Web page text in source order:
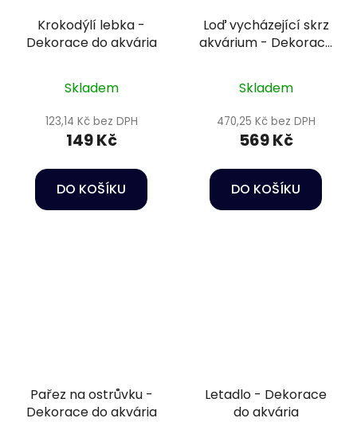
Krokodýlí lebka -
Dekorace do akvária
Skladem
123,14 Kč bez DPH
149 Kč
DO KOŠÍKU
Loď vycházející skrz
akvárium - Dekorace
Skladem
470,25 Kč bez DPH
569 Kč
DO KOŠÍKU
Pařez na ostrůvku -
Dekorace do akvária
Letadlo - Dekorace
do akvária